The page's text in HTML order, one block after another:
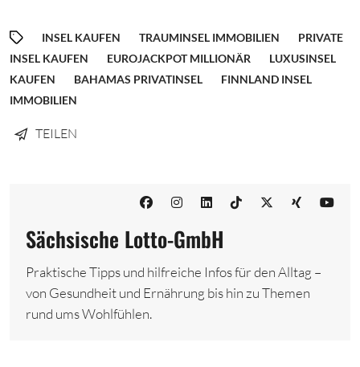
INSEL KAUFEN TRAUMINSEL IMMOBILIEN
PRIVATE
INSEL KAUFEN
EUROJACKPOT MILLIONÄR
LUXUSINSEL
KAUFEN
BAHAMAS PRIVATINSEL
FINNLAND INSEL
IMMOBILIEN
TEILEN
Sächsische Lotto-GmbH
Praktische Tipps und hilfreiche Infos für den Alltag –
von Gesundheit und Ernährung bis hin zu Themen
rund ums Wohlfühlen.